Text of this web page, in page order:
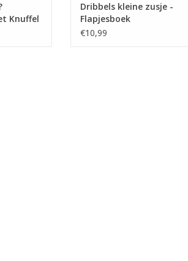
Knuffel
Dribbels kleine zusje -
Flapjesboek
€10,99